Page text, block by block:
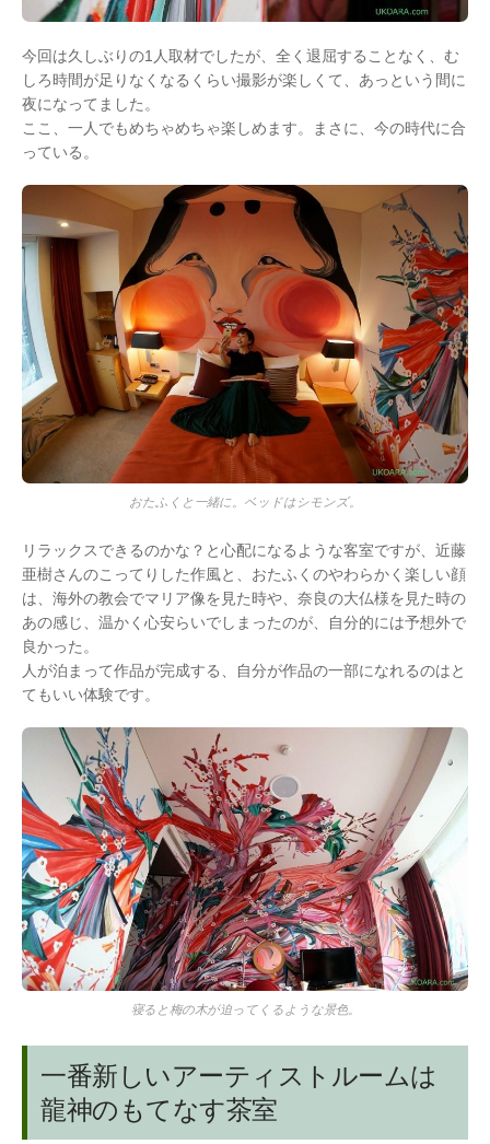
今回は久しぶりの1人取材でしたが、全く退屈することなく、む
しろ時間が足りなくなるくらい撮影が楽しくて、あっという間に
夜になってました。
ここ、一人でもめちゃめちゃ楽しめます。まさに、今の時代に合
っている。
おたふくと一緒に。ベッドはシモンズ。
リラックスできるのかな？と心配になるような客室ですが、近藤
亜樹さんのこってりした作風と、おたふくのやわらかく楽しい顔
は、海外の教会でマリア像を見た時や、奈良の大仏様を見た時の
あの感じ、温かく心安らいでしまったのが、自分的には予想外で
良かった。
人が泊まって作品が完成する、自分が作品の一部になれるのはと
てもいい体験です。
寝ると梅の木が迫ってくるような景色。
一番新しいアーティストルームは
龍神のもてなす茶室